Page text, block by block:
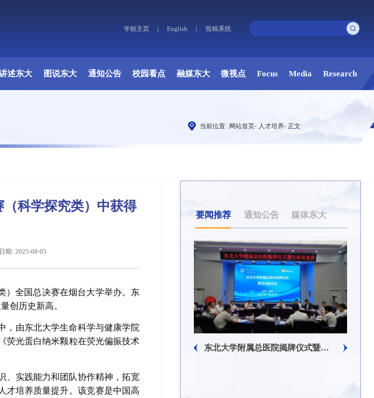
学校主页 | English | 投稿系统
述东大 图说东大 通知公告 校园看点 融媒东大 微视点 Focus Media Research
当前位置: 网站首页- 人才培养- 正文
科学探究类）中获得
期: 2025-08-05
）全国总决赛在烟台大学举办。东
创历史新高。
，由东北大学生命科学与健康学院
荧光蛋白纳米颗粒在荧光偏振技术
、实践能力和团队协作精神，拓宽
才培养质量提升。该竞赛是中国高
要闻推荐 通知公告 媒体东大
习近平给东北大学全体师生回信 东北大学附属总医院揭牌仪式暨交流座谈会举行